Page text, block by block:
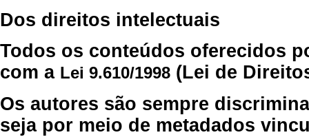
Dos direitos intelectuais
Todos os conteúdos oferecidos
com a Lei 9.610/1998 (Lei de
Os autores são sempre
seja por meio de metadados